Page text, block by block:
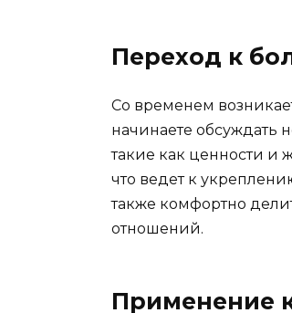
Переход к
Со временем
начинаете обсуждать
такие как ценности и
что ведет к
также комфортно
отношений.
Применение